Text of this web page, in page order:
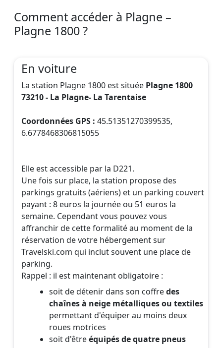
En voiture
73210 - La Plagne- La Tarentaise
Coordonnées GPS :45.51351270399535,
6.6778468306815055
Elle est accessible par la D221.
payant : 8 euros la journée ou 51 euros la
semaine. Cependant vous pouvez vous
affranchir de cette formalité au moment de la
réservation de votre hébergement sur
Travelski.com qui inclut souvent une place de
parking.
Rappel : il est maintenant obligatoire :
soit de détenir dans son coffre
chaînes à neige métalliques ou textiles
roues motrices
soit d'être équipés de quatre pneus
hiver